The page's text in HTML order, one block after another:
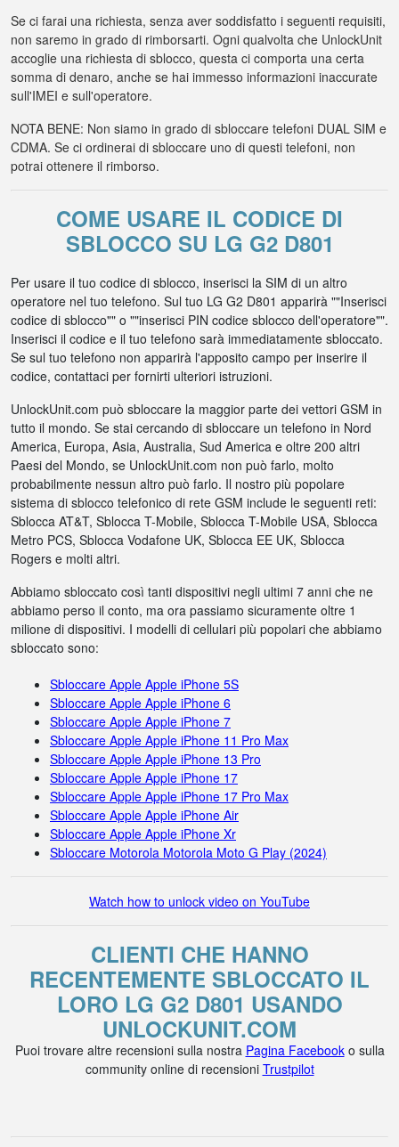
Se ci farai una richiesta, senza aver soddisfatto i seguenti requisiti,
non saremo in grado di rimborsarti. Ogni qualvolta che UnlockUnit
accoglie una richiesta di sblocco, questa ci comporta una certa
somma di denaro, anche se hai immesso informazioni inaccurate
sull'IMEI e sull'operatore.
NOTA BENE: Non siamo in grado di sbloccare telefoni DUAL SIM e
CDMA. Se ci ordinerai di sbloccare uno di questi telefoni, non
potrai ottenere il rimborso.
COME USARE IL CODICE DI
SBLOCCO SU LG G2 D801
Per usare il tuo codice di sblocco, inserisci la SIM di un altro
operatore nel tuo telefono. Sul tuo LG G2 D801 apparirà ""Inserisci
codice di sblocco"" o ""inserisci PIN codice sblocco dell'operatore"".
Inserisci il codice e il tuo telefono sarà immediatamente sbloccato.
Se sul tuo telefono non apparirà l'apposito campo per inserire il
codice, contattaci per fornirti ulteriori istruzioni.
UnlockUnit.com può sbloccare la maggior parte dei vettori GSM in
tutto il mondo. Se stai cercando di sbloccare un telefono in Nord
America, Europa, Asia, Australia, Sud America e oltre 200 altri
Paesi del Mondo, se UnlockUnit.com non può farlo, molto
probabilmente nessun altro può farlo. Il nostro più popolare
sistema di sblocco telefonico di rete GSM include le seguenti reti:
Sblocca AT&T, Sblocca T-Mobile, Sblocca T-Mobile USA, Sblocca
Metro PCS, Sblocca Vodafone UK, Sblocca EE UK, Sblocca
Rogers e molti altri.
Abbiamo sbloccato così tanti dispositivi negli ultimi 7 anni che ne
abbiamo perso il conto, ma ora passiamo sicuramente oltre 1
milione di dispositivi. I modelli di cellulari più popolari che abbiamo
sbloccato sono:
Sbloccare Apple Apple iPhone 5S
Sbloccare Apple Apple iPhone 6
Sbloccare Apple Apple iPhone 7
Sbloccare Apple Apple iPhone 11 Pro Max
Sbloccare Apple Apple iPhone 13 Pro
Sbloccare Apple Apple iPhone 17
Sbloccare Apple Apple iPhone 17 Pro Max
Sbloccare Apple Apple iPhone Air
Sbloccare Apple Apple iPhone Xr
Sbloccare Motorola Motorola Moto G Play (2024)
Watch how to unlock video on YouTube
CLIENTI CHE HANNO
RECENTEMENTE SBLOCCATO IL
LORO LG G2 D801 USANDO
UNLOCKUNIT.COM
Puoi trovare altre recensioni sulla nostra Pagina Facebooko sulla
community online di recensioni Trustpilot